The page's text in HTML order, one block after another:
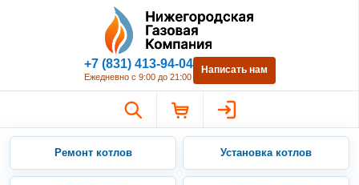
Нижегородская Газовая
+7 (831) 413-94-04
Ежедневно с 9:00 до 21:00
Написать нам
Ремонт котлов Установка котлов